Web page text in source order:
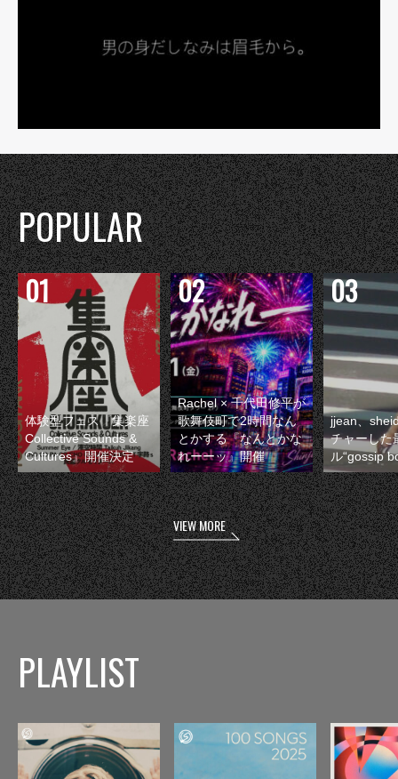
POPULAR
体験型フェス『集楽座
Collective Sounds &
Cultures』開催決定
Rachel × 千代田修平が
歌舞伎町で2時間なん
とかする『なんとかな
れーーッ』開催
jjean、
チャーした
ル“gossip
VIEW MORE
PLAYLIST